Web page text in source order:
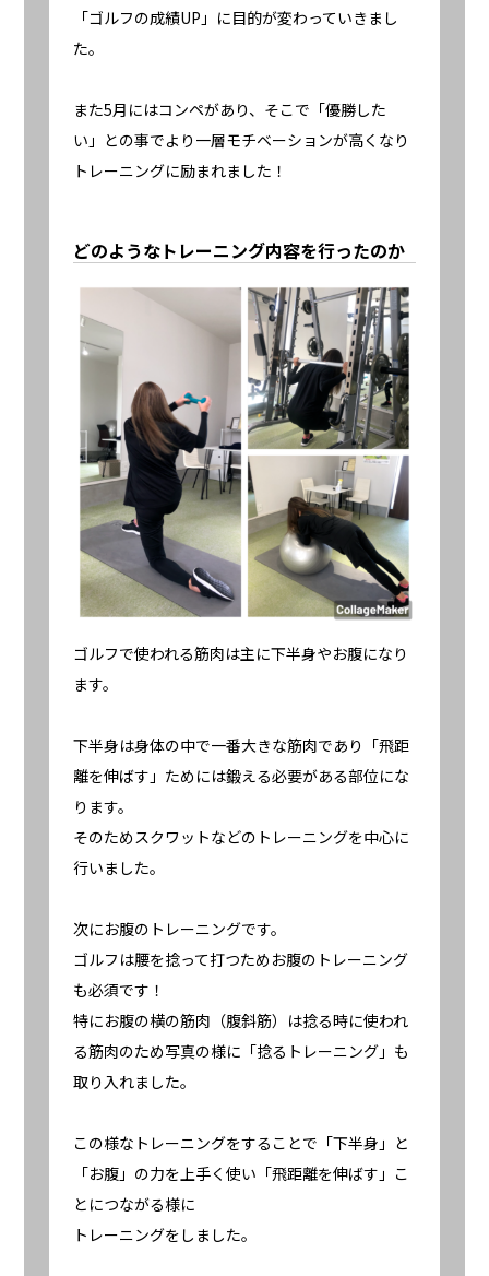
「ゴルフの成績UP」に目的が変わっていきまし
た。
また5月にはコンペがあり、そこで「優勝した
い」との事でより一層モチベーションが高くなり
トレーニングに励まれました！
どのようなトレーニング内容を行ったのか
ゴルフで使われる筋肉は主に下半身やお腹になり
ます。
下半身は身体の中で一番大きな筋肉であり「飛距
離を伸ばす」ためには鍛える必要がある部位にな
ります。
そのためスクワットなどのトレーニングを中心に
行いました。
次にお腹のトレーニングです。
ゴルフは腰を捻って打つためお腹のトレーニング
も必須です！
特にお腹の横の筋肉（腹斜筋）は捻る時に使われ
る筋肉のため写真の様に「捻るトレーニング」も
取り入れました。
この様なトレーニングをすることで「下半身」と
「お腹」の力を上手く使い「飛距離を伸ばす」こ
とにつながる様に
トレーニングをしました。